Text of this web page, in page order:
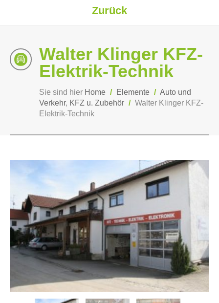
Zurück
Walter Klinger KFZ-
Elektrik-Technik
Sie sind hier Home / Elemente / Auto und
Verkehr, KFZ u. Zubehör / Walter Klinger KFZ-
Elektrik-Technik